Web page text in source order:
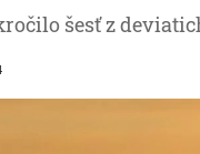
šesť z